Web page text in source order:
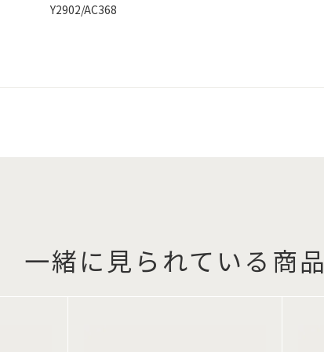
Y2902/AC368
一緒に見られている商品